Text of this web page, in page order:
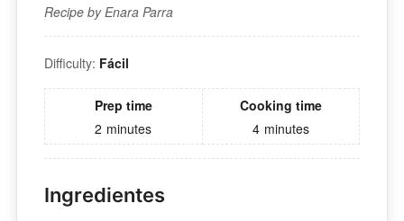
Recipe by Enara Parra
Difficulty: Fácil
Prep time
2 minutes
Cooking time
4 minutes
Ingredientes